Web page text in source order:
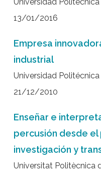
13/01/2016
Empresa
industrial
Universidad Politécnica
21/12/2010
Enseñar e
percusión desde el
investigación y
Universitat Politècnica